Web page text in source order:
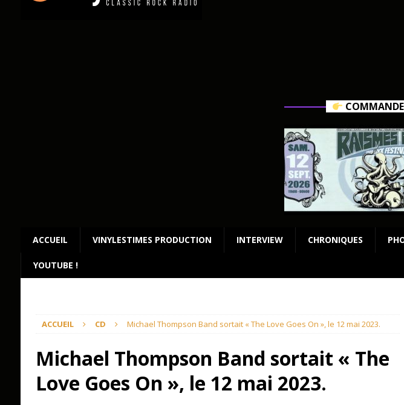
ACCUEIL VINYLESTIMES PRODUCTION INTERVIEW CHRONIQUES
YOUTUBE !
ACCUEIL CD Michael Thompson Band sortait « The Love Goes On », le 12 mai 2023.
Michael Thompson Band sortait « The
Love Goes On », le 12 mai 2023.